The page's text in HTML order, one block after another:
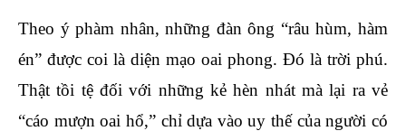
Theo ý phàm nhân, những đàn ông “râu hùm, hàm
én” được coi là diện mạo oai phong. Đó là trời phú.
Thật tồi tệ đối với những kẻ hèn nhát mà lại ra vẻ
“cáo mượn oai hổ,” chỉ dựa vào uy thế của người có